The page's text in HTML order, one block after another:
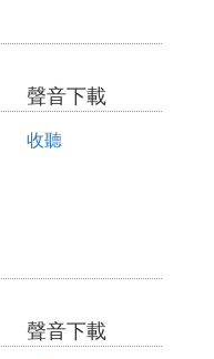
聲音下載
收聽
聲音下載